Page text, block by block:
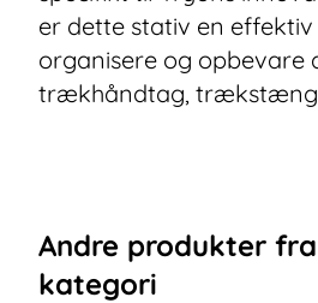
er dette stativ en
organisere og opbevare
trækhåndtag,
Andre produkter
kategori